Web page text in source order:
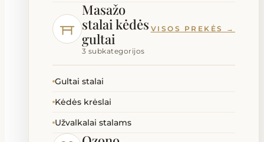
Masažo
stalai kėdės
gultai
3 subkategorijos
VISOS PREKĖS →
Gultai stalai
Kėdės krėslai
Užvalkalai stalams